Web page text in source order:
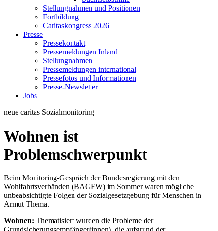
Stellungnahmen und Positionen
Fortbildung
Caritaskongress 2026
Presse
Pressekontakt
Pressemeldungen Inland
Stellungnahmen
Pressemeldungen international
Pressefotos und Informationen
Presse-Newsletter
Jobs
neue caritas Sozialmonitoring
Wohnen ist
Problemschwerpunkt
Beim Monitoring-Gespräch der Bundesregierung mit den
Wohlfahrtsverbänden (BAGFW) im Sommer waren mögliche
unbeabsichtigte Folgen der Sozialgesetzgebung für Menschen in
Armut Thema.
Wohnen: Thematisiert wurden die Probleme der
Grundsicherungsempfänger(innen), die aufgrund der